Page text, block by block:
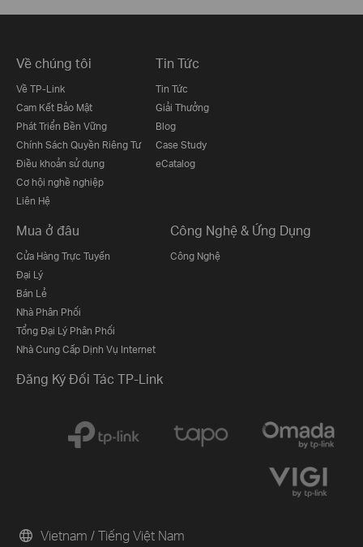
Về chúng tôi
Về TP-Link
Cam Kết Bảo Mật
Phát Triển Bền Vững
Chính Sách Quyền Riêng Tư
Điều khoản sử dụng
Cơ hội nghề nghiệp
Liên Hệ
Tin Tức
Tin Tức
Giải Thưởng
Blog
Case Study
eCatalog
Mua ở đâu
Cửa Hàng Trực Tuyến
Đại Lý
Bán Lẻ
Nhà Phân Phối
Tổng Đại Lý Phân Phối
Nhà Cung Cấp Dịnh Vụ Internet
Công Nghệ & Ứng Dụng
Công Nghệ
Đăng Ký Đối Tác TP-Link
Vietnam / Tiếng Việt Nam